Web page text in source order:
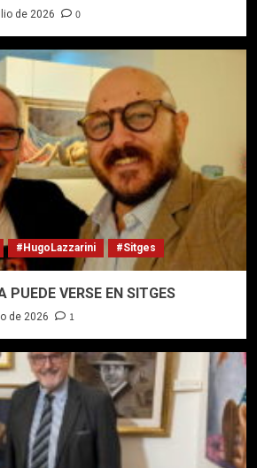
de 2026 0
#HugoLazzarini #Sitges
PUEDE VERSE EN SITGES
de 2026 1